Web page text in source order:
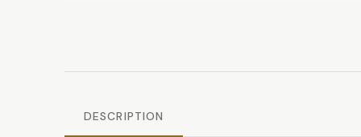
DESCRIPTION